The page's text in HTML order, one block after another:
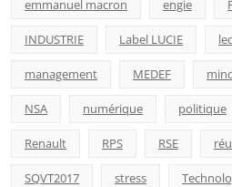
emmanuel macron engie
INDUSTRIE Label LUCIE
management MEDEF
NSA numérique politique
Renault RPS RSE
SQVT2017 stress